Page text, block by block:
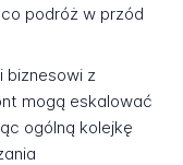
podróż w przód
biznesowi z
mogą eskalować
ogólną kolejkę